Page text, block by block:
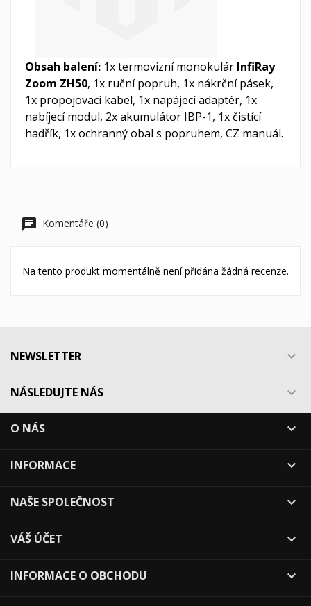
Obsah balení: 1x termovizní monokulár InfiRay
Zoom ZH50, 1x ruční popruh, 1x nákrční pásek,
1x propojovací kabel, 1x napájecí adaptér, 1x
nabíjecí modul, 2x akumulátor IBP-1, 1x čistící
hadřík, 1x ochranný obal s popruhem, CZ manuál.
Komentáře (0)
Na tento produkt momentálně není přidána žádná recenze.
NEWSLETTER 
NÁSLEDUJTE NÁS 
O NÁS 
INFORMACE 
NAŠE SPOLEČNOST 
VÁŠ ÚČET 
INFORMACE O OBCHODU 